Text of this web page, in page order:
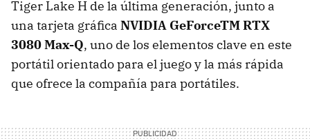
Tiger Lake H de la última generación, junto a
una tarjeta gráfica NVIDIA GeForceTM RTX
3080 Max-Q, uno de los elementos clave en este
portátil orientado para el juego y la más rápida
que ofrece la compañía para portátiles.